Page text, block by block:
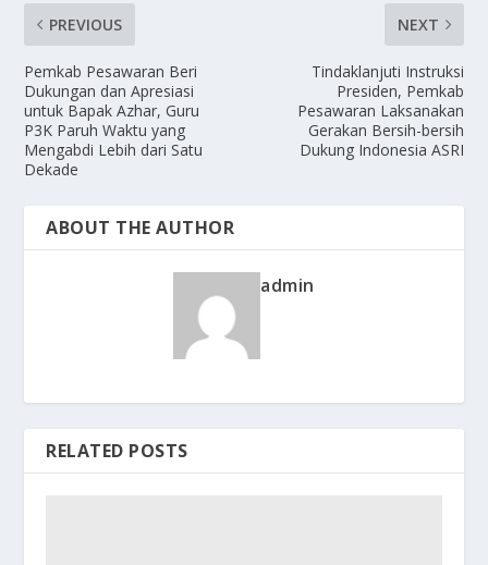
PREVIOUS
Pemkab Pesawaran Beri
Dukungan dan Apresiasi
untuk Bapak Azhar, Guru
P3K Paruh Waktu yang
Mengabdi Lebih dari Satu
Dekade
NEXT
Tindaklanjuti Instruksi
Presiden, Pemkab
Pesawaran Laksanakan
Gerakan Bersih-bersih
Dukung Indonesia ASRI
ABOUT THE AUTHOR
admin
RELATED POSTS